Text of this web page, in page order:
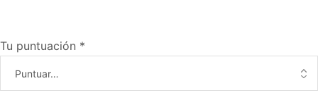
Tu puntuación *